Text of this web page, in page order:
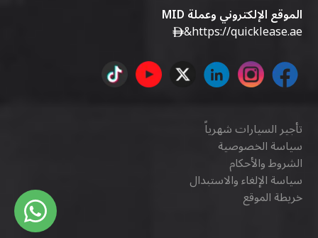
الموقع الإلكتروني وعملة MID
https://quicklease.ae
&
تأجير السيارات شهرياً
سياسة الخصوصية
الشروط والأحكام
سياسة الإلغاء والاستبدال
خريطة الموقع